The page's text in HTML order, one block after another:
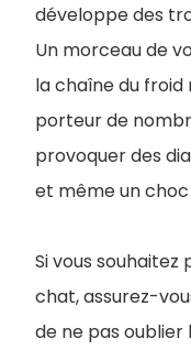
développe des
Un morceau de
la chaîne du
porteur de
provoquer des
et même un
Si vous souhaitez
chat, assurez-
de ne pas